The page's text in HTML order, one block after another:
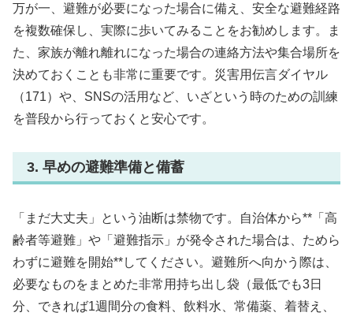
万が一、避難が必要になった場合に備え、安全な避難経路
を複数確保し、実際に歩いてみることをお勧めします。ま
た、家族が離れ離れになった場合の連絡方法や集合場所を
決めておくことも非常に重要です。災害用伝言ダイヤル
（171）や、SNSの活用など、いざという時のための訓練
を普段から行っておくと安心です。
3. 早めの避難準備と備蓄
「まだ大丈夫」という油断は禁物です。自治体から**「高
齢者等避難」や「避難指示」が発令された場合は、ためら
わずに避難を開始**してください。避難所へ向かう際は、
必要なものをまとめた非常用持ち出し袋（最低でも3日
分、できれば1週間分の食料、飲料水、常備薬、着替え、